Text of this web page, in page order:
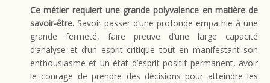
Ce métier requiert une grande polyvalence en matière de
savoir-être. Savoir passer d’une profonde empathie à une
grande fermeté, faire preuve d’une large capacité
d’analyse et d’un esprit critique tout en manifestant son
enthousiasme et un état d’esprit positif permanent, avoir
le courage de prendre des décisions pour atteindre les